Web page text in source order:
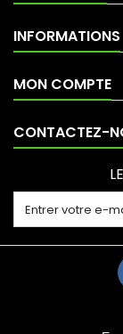
INFORMATIONS
MON COMPTE
CONTACTEZ-